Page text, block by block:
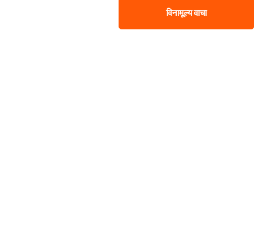
विनामूल्य वाचा